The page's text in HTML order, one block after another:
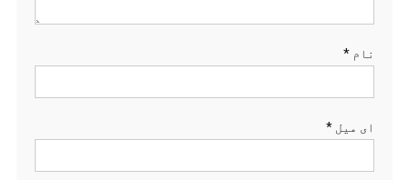
نام *
ای میل *